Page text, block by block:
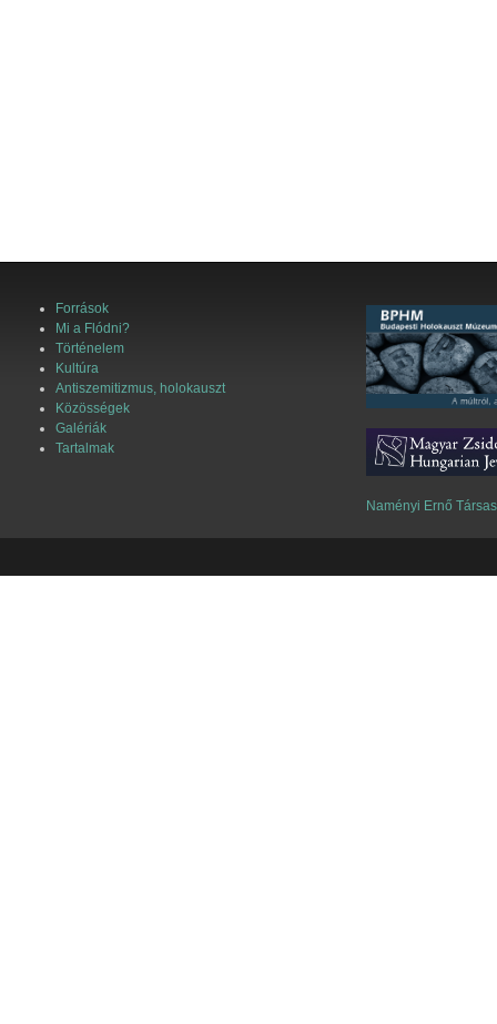
Források
Mi a Flódni?
Történelem
Kultúra
Antiszemitizmus, holokauszt
Közösségek
Galériák
Tartalmak
Naményi Ernő